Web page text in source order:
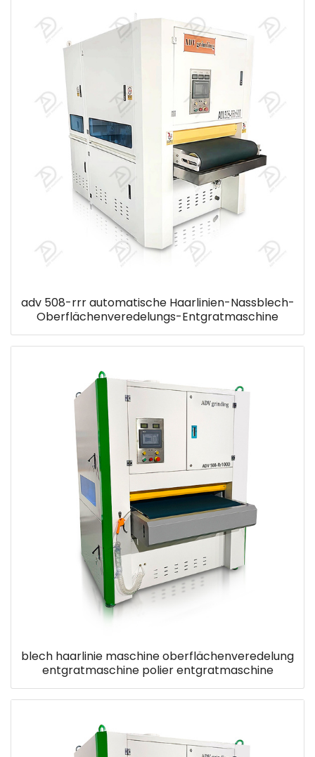
adv 508-rrr automatische Haarlinien-Nassblech-
Oberflächenveredelungs-Entgratmaschine
blech haarlinie maschine oberflächenveredelung
entgratmaschine polier entgratmaschine